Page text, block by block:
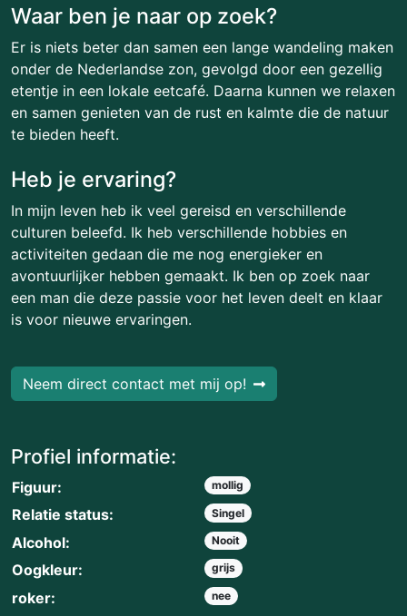
Waar ben je naar op zoek?
Er is niets beter dan samen een lange wandeling maken
onder de Nederlandse zon, gevolgd door een gezellig
etentje in een lokale eetcafé. Daarna kunnen we relaxen
en samen genieten van de rust en kalmte die de natuur
te bieden heeft.
Heb je ervaring?
In mijn leven heb ik veel gereisd en verschillende
culturen beleefd. Ik heb verschillende hobbies en
activiteiten gedaan die me nog energieker en
avontuurlijker hebben gemaakt. Ik ben op zoek naar
een man die deze passie voor het leven deelt en klaar
is voor nieuwe ervaringen.
Neem direct contact met mij op!
Profiel informatie:
Figuur: mollig
Relatie status: Singel
Alcohol: Nooit
Oogkleur: grijs
roker: nee